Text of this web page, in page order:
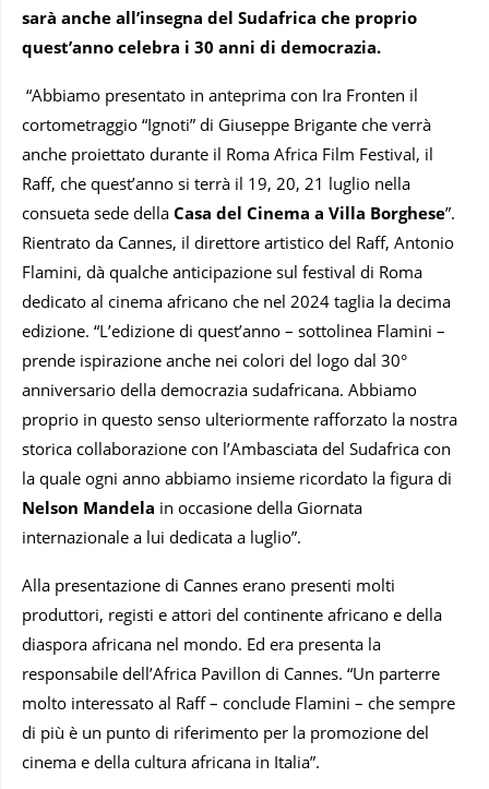
sarà anche all’insegna del Sudafrica che proprio
quest’anno celebra i 30 anni di democrazia.
“Abbiamo presentato in anteprima con Ira Fronten il
cortometraggio “Ignoti” di Giuseppe Brigante che verrà
anche proiettato durante il Roma Africa Film Festival, il
Raff, che quest’anno si terrà il 19, 20, 21 luglio nella
consueta sede della Casa del Cinema a Villa Borghese”.
Rientrato da Cannes, il direttore artistico del Raff, Antonio
Flamini, dà qualche anticipazione sul festival di Roma
dedicato al cinema africano che nel 2024 taglia la decima
edizione. “L’edizione di quest’anno – sottolinea Flamini –
prende ispirazione anche nei colori del logo dal 30°
anniversario della democrazia sudafricana. Abbiamo
proprio in questo senso ulteriormente rafforzato la nostra
storica collaborazione con l’Ambasciata del Sudafrica con
la quale ogni anno abbiamo insieme ricordato la figura di
Nelson Mandela in occasione della Giornata
internazionale a lui dedicata a luglio”.
Alla presentazione di Cannes erano presenti molti
produttori, registi e attori del continente africano e della
diaspora africana nel mondo. Ed era presenta la
responsabile dell’Africa Pavillon di Cannes. “Un parterre
molto interessato al Raff – conclude Flamini – che sempre
di più è un punto di riferimento per la promozione del
cinema e della cultura africana in Italia”.